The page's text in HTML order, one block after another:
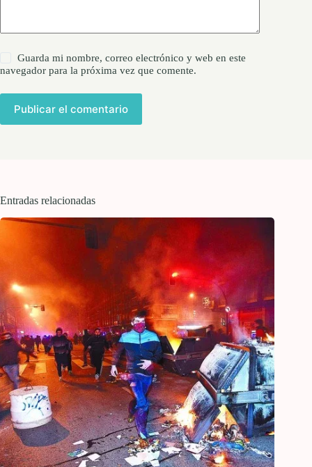
Guarda mi nombre, correo electrónico y web en este
navegador para la próxima vez que comente.
Publicar el comentario
Entradas relacionadas